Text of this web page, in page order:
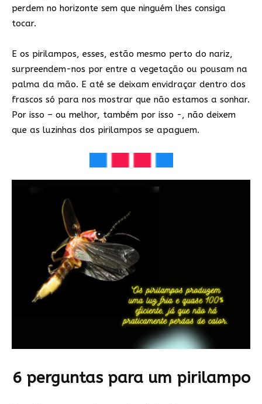
perdem no horizonte sem que ninguém lhes consiga
tocar.
E os pirilampos, esses, estão mesmo perto do nariz,
surpreendem-nos por entre a vegetação ou pousam na
palma da mão. E até se deixam envidraçar dentro dos
frascos só para nos mostrar que não estamos a sonhar.
Por isso – ou melhor, também por isso -, não deixem
que as luzinhas dos pirilampos se apaguem.
6 perguntas para um pirilampo